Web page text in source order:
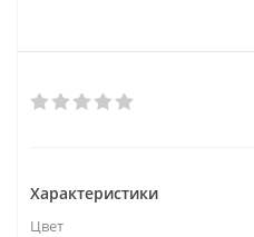
Характеристики
Цвет